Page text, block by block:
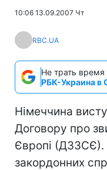
10:06 13.09.2007 Чт
RBC.UA
Не трать
РБК-Украина в
Німеччина
Договору про
Європі (ДЗЗСЄ).
закордонних